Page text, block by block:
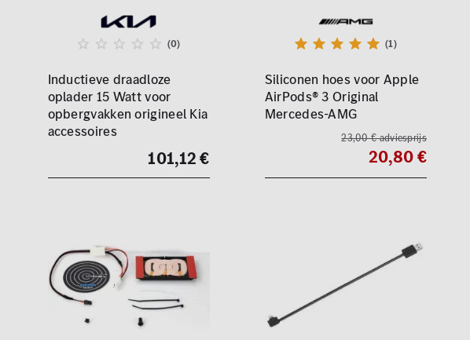
(0)
Inductieve draadloze
oplader 15 Watt voor
opbergvakken origineel Kia
accessoires
101,12 €
(1)
Siliconen hoes voor Apple
AirPods® 3 Original
Mercedes-AMG
23,00 € adviesprijs
20,80 €